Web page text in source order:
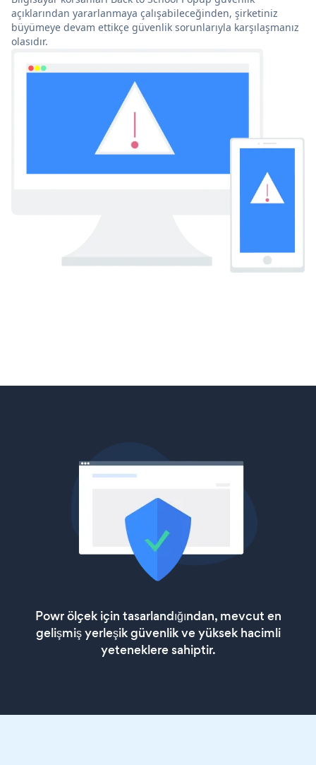
açıklarından yararlanmaya çalışabileceğinden, şirketiniz
büyümeye devam ettikçe güvenlik sorunlarıyla karşılaşmanız
olasıdır.
Powr ölçek için tasarlandığından, mevcut en
gelişmiş yerleşik güvenlik ve yüksek hacimli
yeteneklere sahiptir.